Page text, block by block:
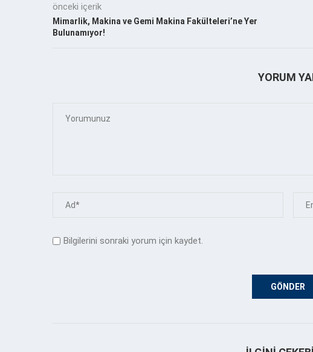
önceki içerik
Mimarlik, Makina ve Gemi Makina Fakülteleri’ne Yer
Bulunamıyor!
YORUM
Bilgilerini sonraki yorum için kaydet.